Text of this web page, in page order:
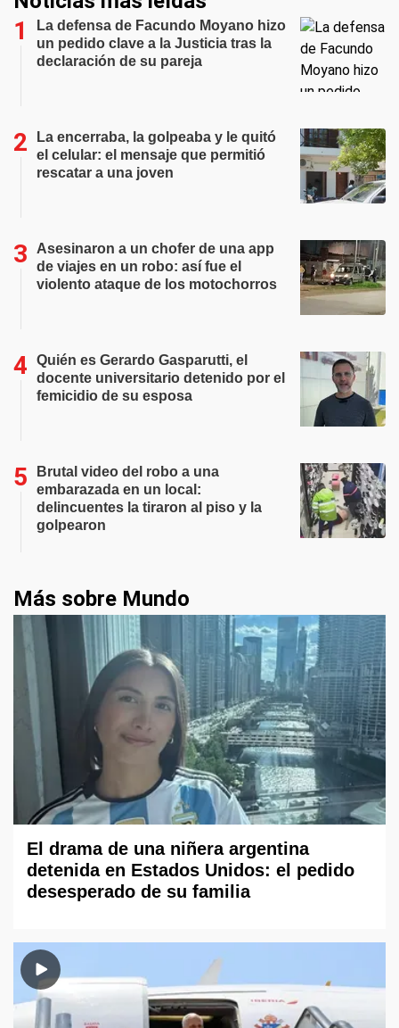
La defensa de Facundo Moyano hizo
un pedido clave a la Justicia tras la
declaración de su pareja
La encerraba, la golpeaba y le quitó
el celular: el mensaje que permitió
rescatar a una joven
Asesinaron a un chofer de una app
de viajes en un robo: así fue el
violento ataque de los motochorros
Quién es Gerardo Gasparutti, el
docente universitario detenido por el
femicidio de su esposa
Brutal video del robo a una
embarazada en un local:
delincuentes la tiraron al piso y la
golpearon
Más sobre Mundo
El drama de una niñera argentina
detenida en Estados Unidos: el pedido
desesperado de su familia